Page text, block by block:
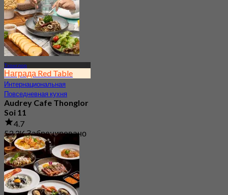
Тхонглор
Награда Red Table
Интернациональная
Повседневная кухня
Audrey Cafe Thonglor
Soi 11
4.7
53.3K Забронировано
От฿ 149.5